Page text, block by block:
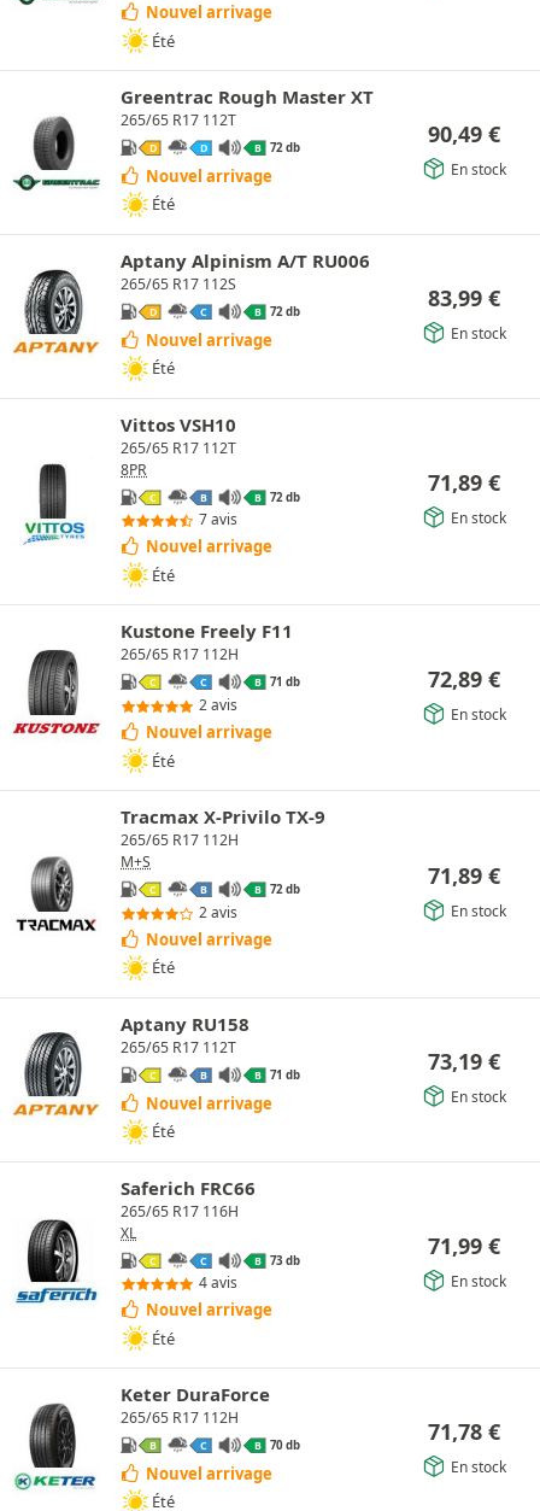
Nouvel arrivage
Été
Greentrac Rough Master XT
265/65 R17 112T
D D B 72 db
Nouvel arrivage
Été
90,49 €
En stock
Aptany Alpinism A/T RU006
265/65 R17 112S
D C B 72 db
Nouvel arrivage
Été
83,99 €
En stock
Vittos VSH10
265/65 R17 112T
8PR
C B B 72 db
7 avis
Nouvel arrivage
Été
71,89 €
En stock
Kustone Freely F11
265/65 R17 112H
C C B 71 db
2 avis
Nouvel arrivage
Été
72,89 €
En stock
Tracmax X-Privilo TX-9
265/65 R17 112H
M+S
C B B 72 db
2 avis
Nouvel arrivage
Été
71,89 €
En stock
Aptany RU158
265/65 R17 112T
C B B 71 db
Nouvel arrivage
Été
73,19 €
En stock
Saferich FRC66
265/65 R17 116H
XL
C C B 73 db
4 avis
Nouvel arrivage
Été
71,99 €
En stock
Keter DuraForce
265/65 R17 112H
B C B 70 db
Nouvel arrivage
Été
71,78 €
En stock